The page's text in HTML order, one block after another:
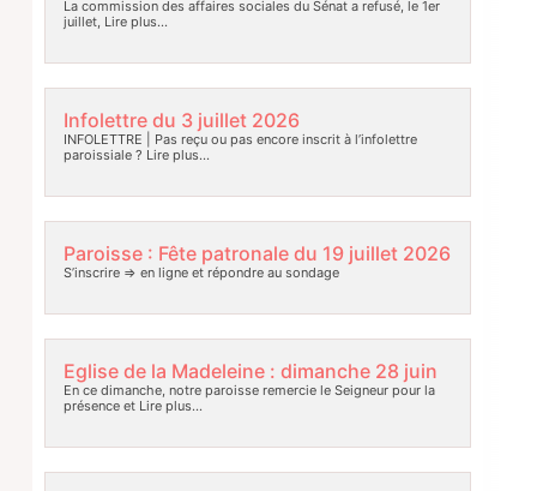
La commission des affaires sociales du Sénat a refusé, le 1er
juillet, Lire plus…
Infolettre du 3 juillet 2026
INFOLETTRE | Pas reçu ou pas encore inscrit à l’infolettre
paroissiale ? Lire plus…
Paroisse : Fête patronale du 19 juillet 2026
S’inscrire => en ligne et répondre au sondage
Eglise de la Madeleine : dimanche 28 juin
En ce dimanche, notre paroisse remercie le Seigneur pour la
présence etLire plus…